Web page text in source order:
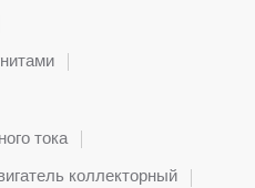
тока
коллекторный